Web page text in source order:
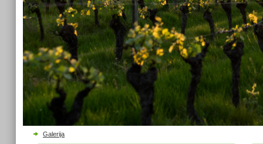
Galerija